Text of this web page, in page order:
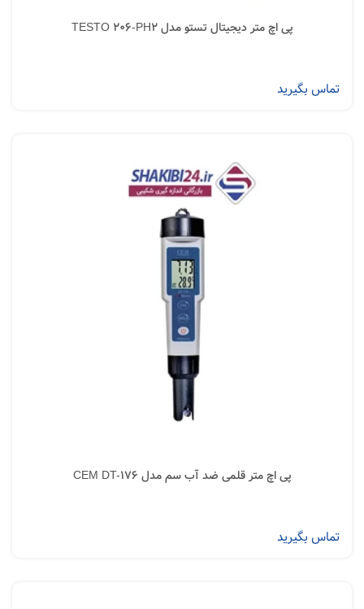
پی اچ متر دیجیتال تستو مدل TESTO 206-PH2
تماس بگیرید
پی اچ متر قلمی ضد آب سم مدل CEM DT-176
تماس بگیرید